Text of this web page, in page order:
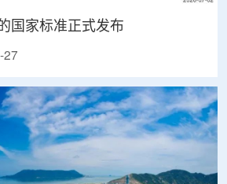
国家标准正式发布
27